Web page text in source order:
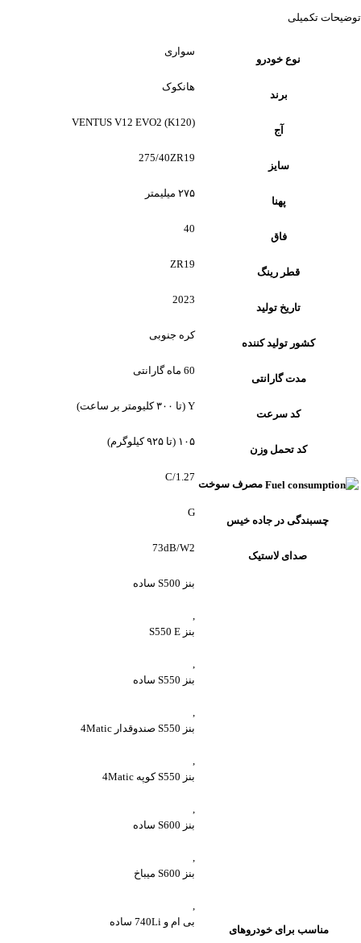
توضیحات تکمیلی
نوع خودرو
سواری
برند
هانکوک
آج
VENTUS V12 EVO2 (K120)
سایز
275/40ZR19
پهنا
۲۷۵ میلیمتر
فاق
40
قطر رینگ
ZR19
تاریخ تولید
2023
کشور تولید کننده
کره جنوبی
مدت گارانتی
60 ماه گارانتی
کد سرعت
Y (تا ۳۰۰ کلیومتر بر ساعت)
کد تحمل وزن
۱۰۵ (تا ۹۲۵ کیلوگرم)
مصرف سوخت
1.27/C
چسبندگی در جاده خیس
G
صدای لاستیک
73dB/W2
مناسب برای خودروهای
بنز S500 ساده
,
بنز S550 E
,
بنز S550 ساده
,
بنز S550 صندوقدار 4Matic
,
بنز S550 کوپه 4Matic
,
بنز S600 ساده
,
بنز S600 میباخ
,
بی ام و 740Li ساده